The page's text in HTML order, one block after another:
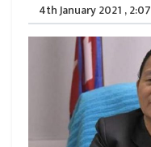
4th January 2021 , 2:07